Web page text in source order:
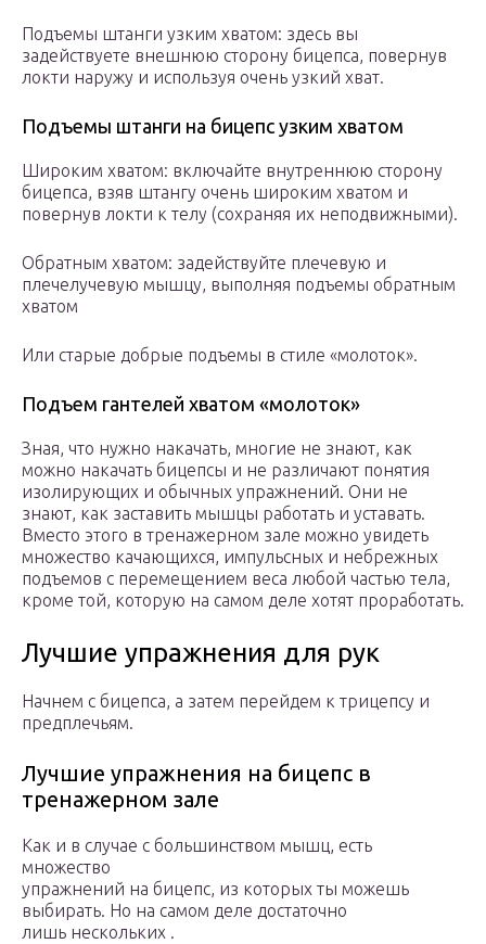
Подъемы штанги узким хватом: здесь вы
задействуете внешнюю сторону бицепса, повернув
локти наружу и используя очень узкий хват.
Подъемы штанги на бицепс узким хватом
Широким хватом: включайте внутреннюю сторону
бицепса, взяв штангу очень широким хватом и
повернув локти к телу (сохраняя их неподвижными).
Обратным хватом: задействуйте плечевую и
плечелучевую мышцу, выполняя подъемы обратным
хватом
Или старые добрые подъемы в стиле «молоток».
Подъем гантелей хватом «молоток»
Зная, что нужно накачать, многие не знают, как
можно накачать бицепсы и не различают понятия
изолирующих и обычных упражнений. Они не
знают, как заставить мышцы работать и уставать.
Вместо этого в тренажерном зале можно увидеть
множество качающихся, импульсных и небрежных
подъемов с перемещением веса любой частью тела,
кроме той, которую на самом деле хотят проработать.
Лучшие упражнения для рук
Начнем с бицепса, а затем перейдем к трицепсу и
предплечьям.
Лучшие упражнения на бицепс в
тренажерном зале
Как и в случае с большинством мышц, есть
множество
упражнений на бицепс, из которых ты можешь
выбирать. Но на самом деле достаточно
лишь нескольких .